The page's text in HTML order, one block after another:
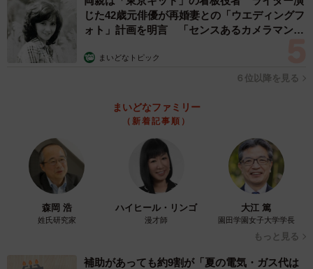
吸ってしまうことは避けられるためです。ただし、別盛り
はサクサクのまま止めるのではなく、長引かせるものだと
考えてください。海老やかぼちゃといった具材の内側から
は、別皿にのっている間も水分が出ています。衣の種類や
◆田沢まさみ（たさわ・まさみ） 調理師
某鉄人系和食店で11年修行し技術と現場力を習得。食品開
発に従事し多角的な視点を持つ。筋トレを愛する日本料理
調理師。
じた42歳元俳優が再婚妻との「ウエディングフ
ォト」計画を明言 「センスあるカメラマン求
まいどなトピック
６位以降を見る
まいどなファミリー
（新着記事順）
森岡 浩
姓氏研究家
ハイヒール・リンゴ
漫才師
大江 篤
園田学園女子大学学長
もっと見る
補助があっても約9割が「夏の電気・ガス代は